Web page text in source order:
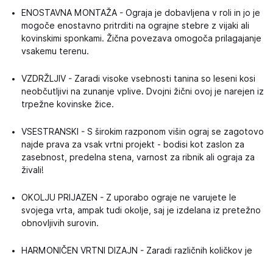
ENOSTAVNA MONTAŽA - Ograja je dobavljena v roli in jo je
mogoče enostavno pritrditi na ograjne stebre z vijaki ali
kovinskimi sponkami. Žična povezava omogoča prilagajanje
vsakemu terenu.
VZDRŽLJIV - Zaradi visoke vsebnosti tanina so leseni kosi
neobčutljivi na zunanje vplive. Dvojni žični ovoj je narejen iz
trpežne kovinske žice.
VSESTRANSKI - S širokim razponom višin ograj se zagotovo
najde prava za vsak vrtni projekt - bodisi kot zaslon za
zasebnost, predelna stena, varnost za ribnik ali ograja za
živali!
OKOLJU PRIJAZEN - Z uporabo ograje ne varujete le
svojega vrta, ampak tudi okolje, saj je izdelana iz pretežno
obnovljivih surovin.
HARMONIČEN VRTNI DIZAJN - Zaradi različnih količkov je